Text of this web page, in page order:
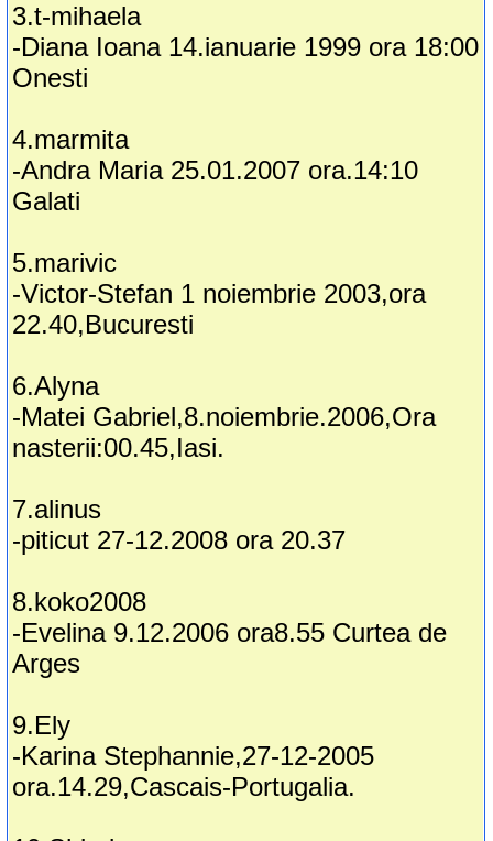
3.t-mihaela
-Diana Ioana 14.ianuarie 1999 ora 18:00
Onesti
4.marmita
-Andra Maria 25.01.2007 ora.14:10
Galati
5.marivic
-Victor-Stefan 1 noiembrie 2003,ora
22.40,Bucuresti
6.Alyna
-Matei Gabriel,8.noiembrie.2006,Ora
nasterii:00.45,Iasi.
7.alinus
-piticut 27-12.2008 ora 20.37
8.koko2008
-Evelina 9.12.2006 ora8.55 Curtea de
Arges
9.Ely
-Karina Stephannie,27-12-2005
ora.14.29,Cascais-Portugalia.